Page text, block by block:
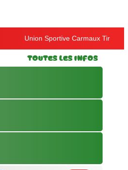
Union Sportive Carmaux Tir
Toutes les Infos